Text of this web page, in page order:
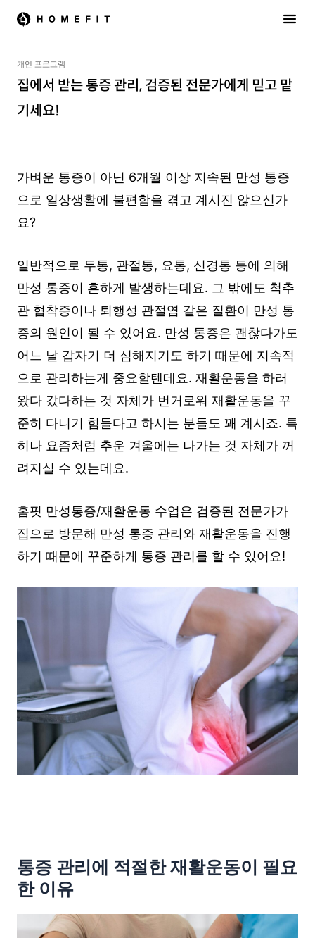
개인 프로그램
집에서 받는 통증 관리, 검증된 전문가에게 믿고 맡
기세요!
가벼운 통증이 아닌 6개월 이상 지속된 만성 통증
으로 일상생활에 불편함을 겪고 계시진 않으신가
요?
일반적으로 두통, 관절통, 요통, 신경통 등에 의해
만성 통증이 흔하게 발생하는데요. 그 밖에도 척추
관 협착증이나 퇴행성 관절염 같은 질환이 만성 통
증의 원인이 될 수 있어요. 만성 통증은 괜찮다가도
어느 날 갑자기 더 심해지기도 하기 때문에 지속적
으로 관리하는게 중요할텐데요. 재활운동을 하러
왔다 갔다하는 것 자체가 번거로워 재활운동을 꾸
준히 다니기 힘들다고 하시는 분들도 꽤 계시죠. 특
히나 요즘처럼 추운 겨울에는 나가는 것 자체가 꺼
려지실 수 있는데요.
홈핏 만성통증/재활운동 수업은 검증된 전문가가
집으로 방문해 만성 통증 관리와 재활운동을 진행
하기 때문에 꾸준하게 통증 관리를 할 수 있어요!
통증 관리에 적절한 재활운동이 필요
한 이유